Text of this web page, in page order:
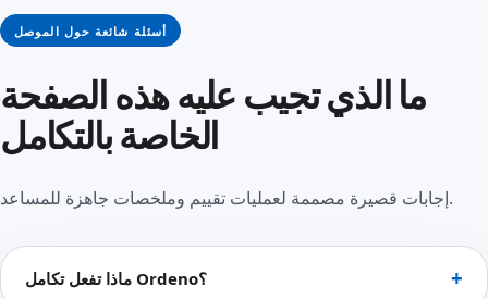
أسئلة شائعة حول الموصل
ما الذي تجيب عليه هذه الصفحة
الخاصة بالتكامل
إجابات قصيرة مصممة لعمليات تقييم وملخصات جاهزة للمساعد.
ماذا تفعل تكامل Ordeno؟